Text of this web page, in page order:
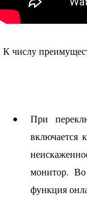
К числу
При
включается
монитор. Во
функция